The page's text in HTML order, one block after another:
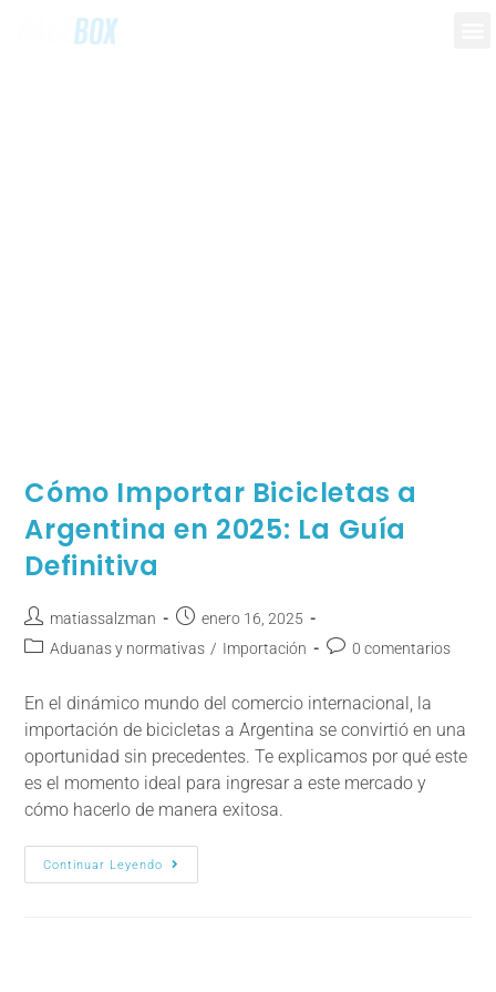
Cómo Importar Bicicletas a
Argentina en 2025: La Guía
Definitiva
matiassalzman
enero 16, 2025
Aduanas y normativas / Importación 0 comentarios
En el dinámico mundo del comercio internacional, la
importación de bicicletas a Argentina se convirtió en una
oportunidad sin precedentes. Te explicamos por qué este
es el momento ideal para ingresar a este mercado y
cómo hacerlo de manera exitosa.
Continuar Leyendo